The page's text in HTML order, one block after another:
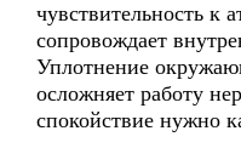
чувствительность к
сопровождает
Уплотнение
осложняет работу
спокойствие нужно